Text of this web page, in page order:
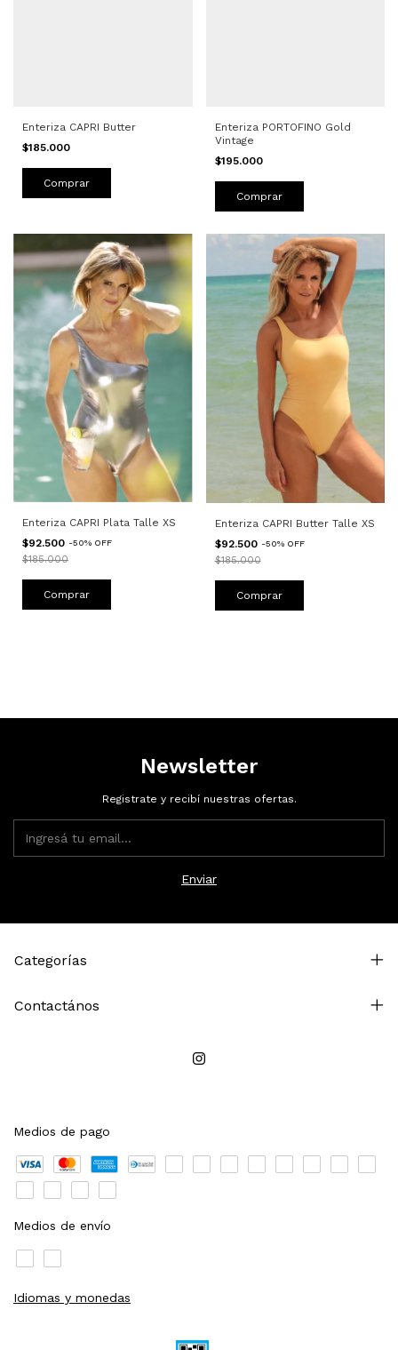
Enteriza CAPRI Butter
$185.000
Comprar
Enteriza PORTOFINO Gold
Vintage
$195.000
Comprar
Enteriza CAPRI Plata Talle XS
$92.500 -50% OFF
$185.000
Comprar
Enteriza CAPRI Butter Talle XS
$92.500 -50% OFF
$185.000
Comprar
Newsletter
Registrate y recibí nuestras ofertas.
Categorías
Contactános
Medios de pago
Medios de envío
Idiomas y monedas